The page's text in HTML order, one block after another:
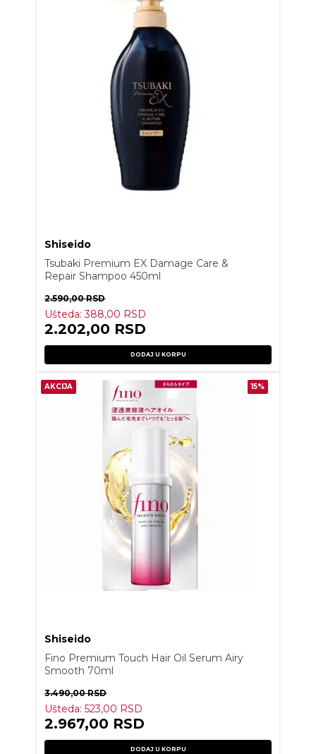
Shiseido
Tsubaki Premium EX Damage Care &
Repair Shampoo 450ml
2.590,00RSD
Ušteda:388,00 RSD
2.202,00 RSD
DODAJ U KORPU
AKCIJA 15%
Shiseido
Fino Premium Touch Hair Oil Serum Airy
Smooth 70ml
3.490,00RSD
Ušteda:523,00 RSD
2.967,00 RSD
DODAJ U KORPU